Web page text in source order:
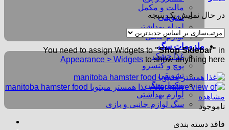
مالت و مکمل
تشویقی
لوزام بهداشتی
لوازم جانبی
ملزومات سگ
غذا خشک
پوچ و کنسرو
تشویقی
مکمل سگ
لوازم بهداشتی
سگ لوازم جانبی و بازی
در حال نمایش یک نتیجه
You need to assign Widgets to"Shop Sidebar" in
Appearance > Widgets to show anything here
مشاهده
ناموجود
فاقد دسته بندی